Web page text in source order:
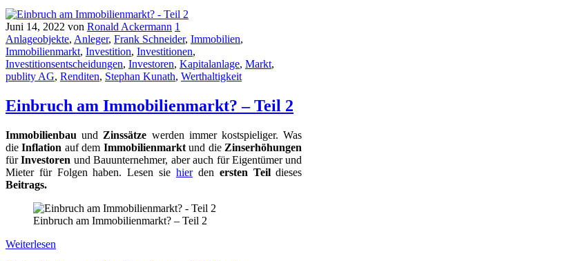
Juni 14, 2022 von Ronald Ackermann 1
Anlageobjekte, Anleger, Frank Schneider, Immobilien,
Immobilienmarkt, Investition, Investitionen,
Investitionsentscheidungen, Investoren, Kapitalanlage, Markt,
publity AG, Renditen, Stephan Kunath, Werthaltigkeit
Einbruch am Immobilienmarkt? – Teil 2
Immobilienbau und Zinssätze werden immer kostspieliger. Was
dieInflation auf dem Immobilienmarktund die Zinserhöhungen
fürInvestoren und Bauunternehmer, aber auch für Eigentümer und
Mieter für Folgen haben. Lesen sie hierden ersten Teildieses
Beitrags.
Einbruch am Immobilienmarkt? – Teil 2
Weiterlesen